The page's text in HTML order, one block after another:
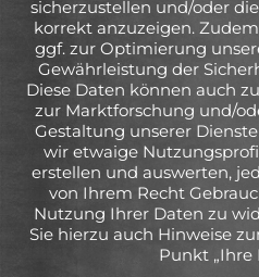
sicherzustellen und/oder
korrekt anzuzeigen.
ggf. zur Optimierung
Gewährleistung der
Diese Daten können auch
zur Marktforschung und/
Gestaltung unserer
wir etwaige
erstellen und auswerten,
von Ihrem Recht
Nutzung Ihrer Daten zu
Sie hierzu auch Hinweise
Punkt „Ihre